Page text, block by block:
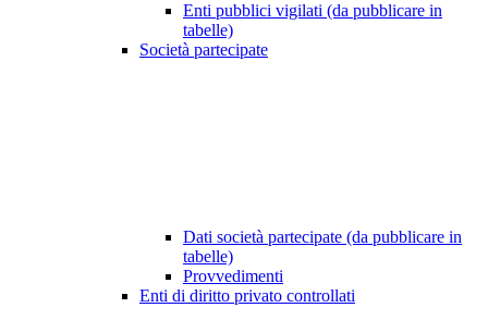
Enti pubblici vigilati (da pubblicare in
tabelle)
Società partecipate
Dati società partecipate (da pubblicare in
tabelle)
Provvedimenti
Enti di diritto privato controllati